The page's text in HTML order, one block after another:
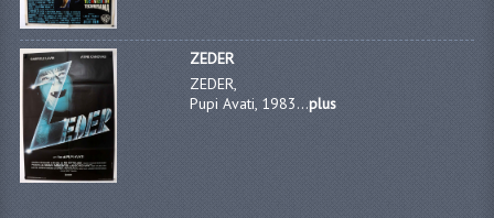
ZEDER
ZEDER,
Pupi Avati, 1983...plus